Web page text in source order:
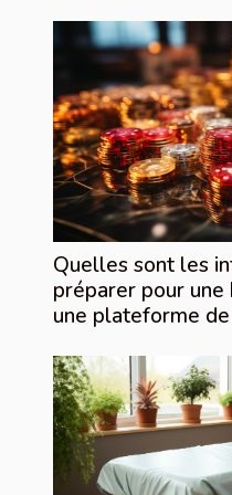
Quelles sont les
préparer pour une
une plateforme de